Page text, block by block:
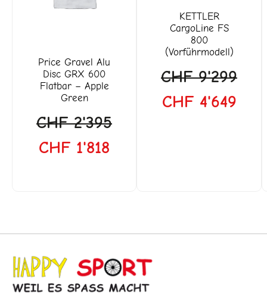
Price Gravel Alu
Disc GRX 600
Flatbar – Apple
Green
CHF2'395
CHF 2'395
CHF 1'818
CHF 1'818.KETTLER
CargoLine FS
800
(Vorführmodell)
CHF9'299
CHF 9'299
CHF4'649